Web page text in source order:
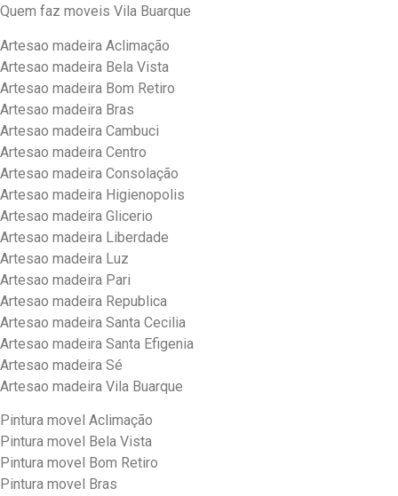
Quem faz moveis Vila Buarque
Artesao madeira Aclimação
Artesao madeira Bela Vista
Artesao madeira Bom Retiro
Artesao madeira Bras
Artesao madeira Cambuci
Artesao madeira Centro
Artesao madeira Consolação
Artesao madeira Higienopolis
Artesao madeira Glicerio
Artesao madeira Liberdade
Artesao madeira Luz
Artesao madeira Pari
Artesao madeira Republica
Artesao madeira Santa Cecilia
Artesao madeira Santa Efigenia
Artesao madeira Sé
Artesao madeira Vila Buarque
Pintura movel Aclimação
Pintura movel Bela Vista
Pintura movel Bom Retiro
Pintura movel Bras